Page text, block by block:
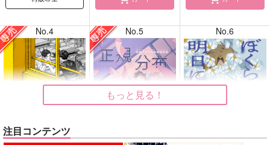
No.4 No.5 No.6
もっと見る！
注目コンテンツ